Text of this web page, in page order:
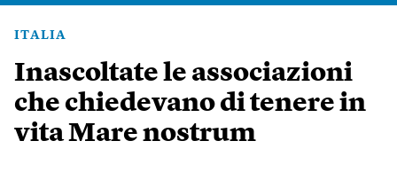
ITALIA
Inascoltate le associazioni
che chiedevano di tenere in
vita Mare nostrum